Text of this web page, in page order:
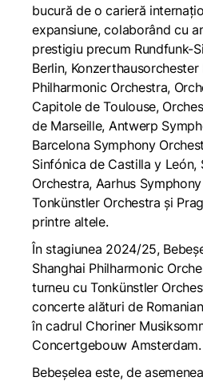
bucură de o carieră
expansiune, colaborând cu
prestigiu precum Rundfunk-
Berlin, Konzerthausorchester
Philharmonic Orchestra,
Capitole de Toulouse,
de Marseille, Antwerp
Barcelona Symphony
Sinfónica de Castilla y León,
Orchestra, Aarhus
Tonkünstler Orchestra și
printre altele.
În stagiunea 2024/25,
Shanghai Philharmonic
turneu cu Tonkünstler
concerte alături de
în cadrul Choriner
Concertgebouw Amsterdam.
Bebeșelea este, de